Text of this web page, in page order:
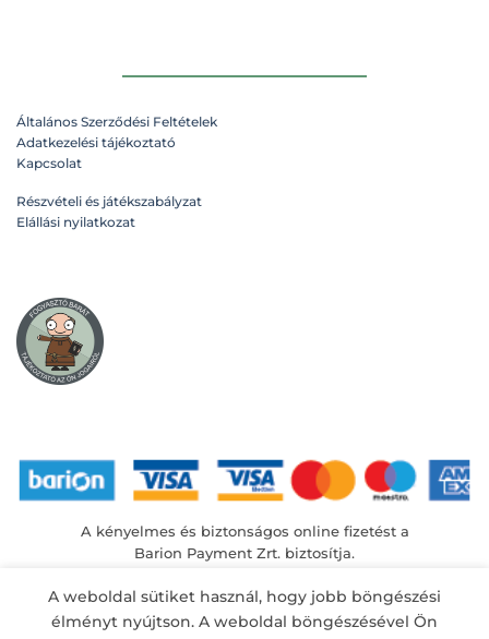
Általános Szerződési Feltételek
Adatkezelési tájékoztató
Kapcsolat
Részvételi és játékszabályzat
Elállási nyilatkozat
A kényelmes és biztonságos online fizetést a
Barion Payment Zrt. biztosítja.
A weboldal sütiket használ, hogy jobb böngészési
élményt nyújtson. A weboldal böngészésével Ön